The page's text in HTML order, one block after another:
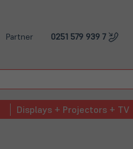
Partner 0251 579 939 7
Displays + Projectors + TV